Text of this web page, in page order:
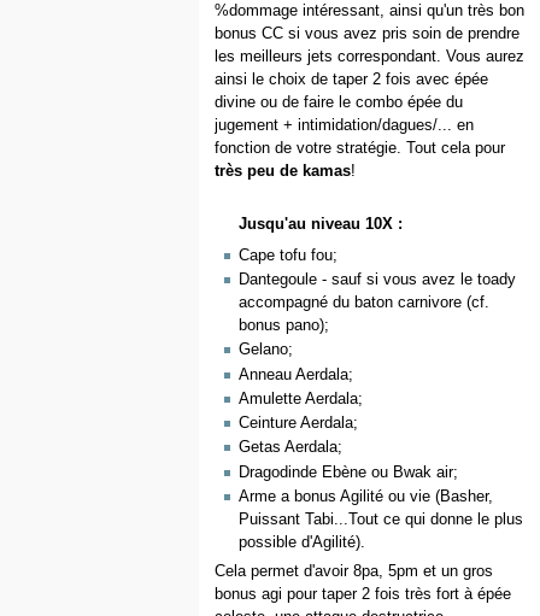
%dommage intéressant, ainsi qu'un très bon
bonus CC si vous avez pris soin de prendre
les meilleurs jets correspondant. Vous aurez
ainsi le choix de taper 2 fois avec épée
divine ou de faire le combo épée du
jugement + intimidation/dagues/... en
fonction de votre stratégie. Tout cela pour
très peu de kamas!
Jusqu'au niveau 10X :
Cape tofu fou;
Dantegoule - sauf si vous avez le toady
accompagné du baton carnivore (cf.
bonus pano);
Gelano;
Anneau Aerdala;
Amulette Aerdala;
Ceinture Aerdala;
Getas Aerdala;
Dragodinde Ebène ou Bwak air;
Arme a bonus Agilité ou vie (Basher,
Puissant Tabi...Tout ce qui donne le plus
possible d'Agilité).
Cela permet d'avoir 8pa, 5pm et un gros
bonus agi pour taper 2 fois très fort à épée